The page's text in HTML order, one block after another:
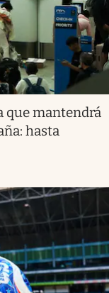
que mantendrá
hasta